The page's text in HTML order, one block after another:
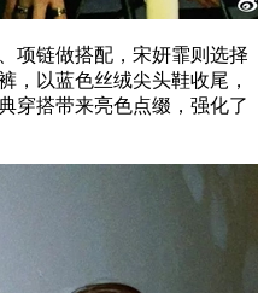
链做搭配，宋妍霏则选择
，以蓝色丝绒尖头鞋收尾，
穿搭带来亮色点缀，强化了